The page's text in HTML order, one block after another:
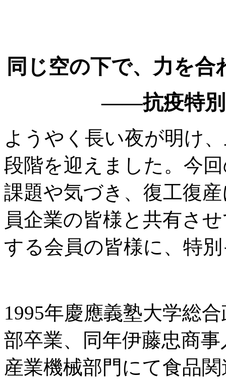
同じ空の下で、力を
——抗疫特
ようやく長い夜が明け
段階を迎えました。今
課題や気づき、復工復
員企業の皆様と共有さ
する会員の皆様に、特
1995年慶應義塾大学総
部卒業、同年伊藤忠商事
産業機械部門にて食品